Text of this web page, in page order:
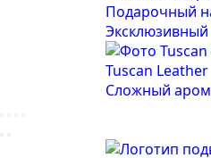
Подарочный
Tuscan Leather
Сложный